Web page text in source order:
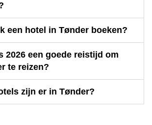
een hotel in Tønder boeken?
2026 een goede reistijd om
te reizen?
zijn er in Tønder?